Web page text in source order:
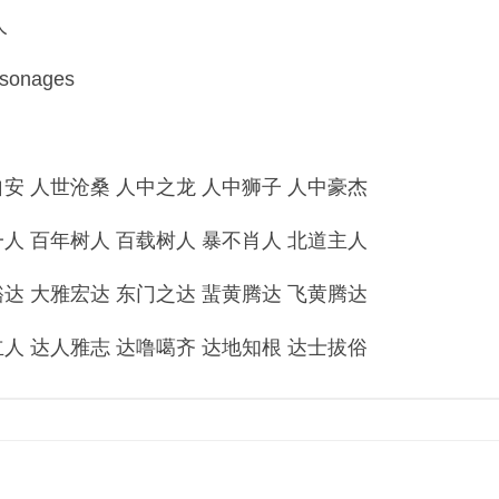
人世沧桑 人中之龙 人中狮子 人中豪杰
年树人 百载树人 暴不肖人 北道主人
雅宏达 东门之达 蜚黄腾达 飞黄腾达
人雅志 达噜噶齐 达地知根 达士拔俗